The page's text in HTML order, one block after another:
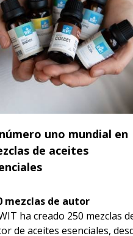
uno mundial en
de aceites
mezclas de autor
ha creado 250 mezclas
de aceites esenciales,